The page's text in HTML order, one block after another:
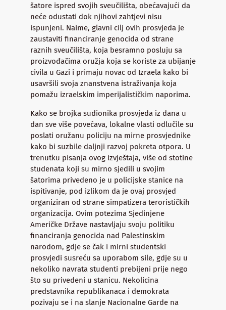
šatore ispred svojih sveučilišta, obećavajući da
neće odustati dok njihovi zahtjevi nisu
ispunjeni. Naime, glavni cilj ovih prosvjeda je
zaustaviti financiranje genocida od strane
raznih sveučilišta, koja besramno posluju sa
proizvođačima oružja koja se koriste za ubijanje
civila u Gazi i primaju novac od Izraela kako bi
usavršili svoja znanstvena istraživanja koja
pomažu izraelskim imperijalističkim naporima.
Kako se brojka sudionika prosvjeda iz dana u
dan sve više povećava, lokalne vlasti odlučile su
poslati oružanu policiju na mirne prosvjednike
kako bi suzbile daljnji razvoj pokreta otpora. U
trenutku pisanja ovog izvještaja, više od stotine
studenata koji su mirno sjedili u svojim
šatorima privedeno je u policijske stanice na
ispitivanje, pod izlikom da je ovaj prosvjed
organiziran od strane simpatizera terorističkih
organizacija. Ovim potezima Sjedinjene
Američke Države nastavljaju svoju politiku
financiranja genocida nad Palestinskim
narodom, gdje se čak i mirni studentski
prosvjedi susreću sa uporabom sile, gdje su u
nekoliko navrata studenti prebijeni prije nego
što su privedeni u stanicu. Nekolicina
predstavnika republikanaca i demokrata
pozivaju se i na slanje Nacionalne Garde na